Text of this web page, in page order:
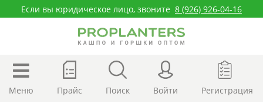
Если вы юридическое лицо, звоните 8 (926) 926-04-16
Меню Прайс Поиск Войти Регистрация